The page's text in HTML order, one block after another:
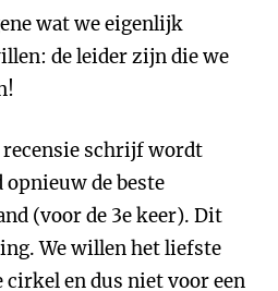
wat we eigenlijk
de leider zijn die we
recensie schrijf wordt
de beste
(voor de 3e keer). Dit
We willen het liefste
en dus niet voor een